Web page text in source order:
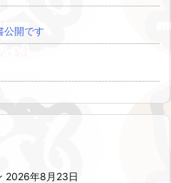
公開です
2026年8月23日